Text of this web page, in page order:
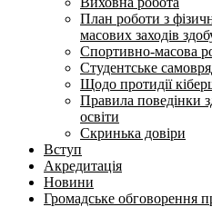
План роботи з
масових заходів
Спортивно-масова
Студентське
Щодо протидії
Правила поведінки
освіти
Скринька довіри
Вступ
Акредитація
Новини
Громадське обговорення